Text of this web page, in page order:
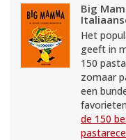
Big
Het
geeft in
150
zomaar
een
de 150